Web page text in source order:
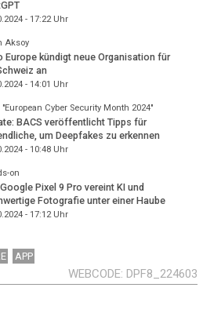
- 17:22Uhr
Aksoy
Europe kündigt neue Organisation für
an
- 14:01 Uhr
Cyber Security Month 2024"
BACS veröffentlicht Tipps für
um Deepfakes zu erkennen
- 10:48Uhr
on
Pixel 9 Pro vereint KI und
Fotografie unter einer Haube
- 17:12Uhr
APP
WEBCODE DPF8_224603